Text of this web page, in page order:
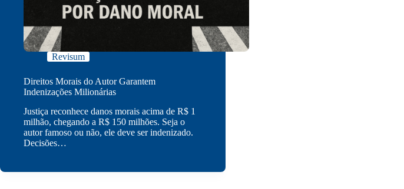
Revisum
Direitos Morais do Autor Garantem
Indenizações Milionárias
Justiça reconhece danos morais acima de R$ 1
milhão, chegando a R$ 150 milhões. Seja o
autor famoso ou não, ele deve ser indenizado.
Decisões…